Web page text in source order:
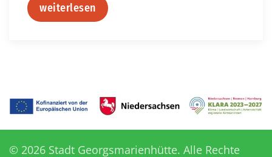
weiterlesen
© 2026 Stadt Georgsmarienhütte. Alle Rechte